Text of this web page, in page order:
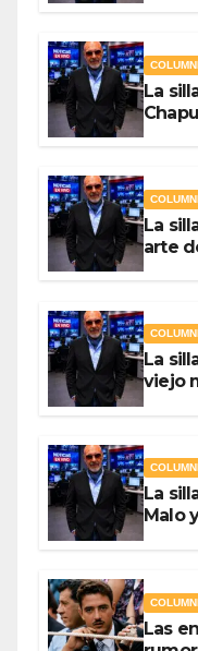
La
La
arte
La
viejo
La
Malo
Las